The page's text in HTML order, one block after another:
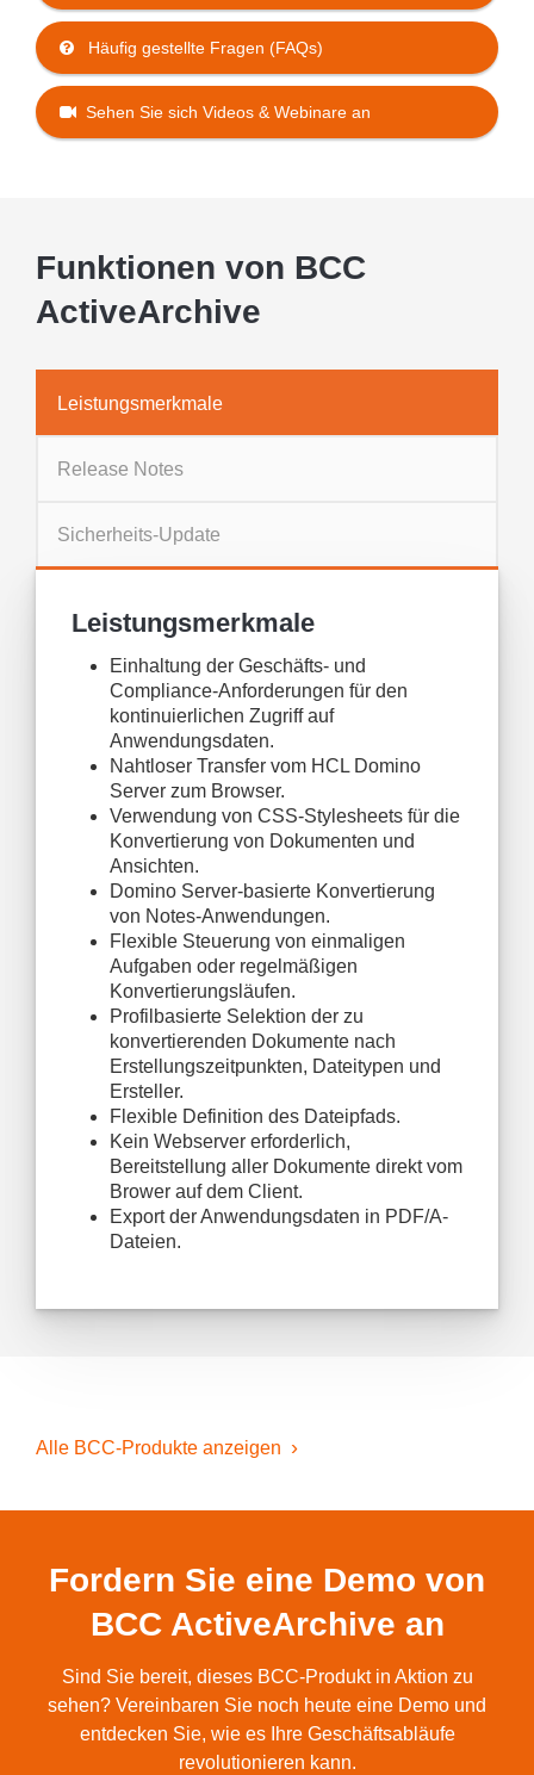
Häufig gestellte Fragen (FAQs)
Sehen Sie sich Videos & Webinare an
Funktionen von BCC
ActiveArchive
Leistungsmerkmale
Release Notes
Sicherheits-Update
Leistungsmerkmale
Einhaltung der Geschäfts- und
Compliance-Anforderungen für den
kontinuierlichen Zugriff auf
Anwendungsdaten.
Nahtloser Transfer vom HCL Domino
Server zum Browser.
Verwendung von CSS-Stylesheets für die
Konvertierung von Dokumenten und
Ansichten.
Domino Server-basierte Konvertierung
von Notes-Anwendungen.
Flexible Steuerung von einmaligen
Aufgaben oder regelmäßigen
Konvertierungsläufen.
Profilbasierte Selektion der zu
konvertierenden Dokumente nach
Erstellungszeitpunkten, Dateitypen und
Ersteller.
Flexible Definition des Dateipfads.
Kein Webserver erforderlich,
Bereitstellung aller Dokumente direkt vom
Brower auf dem Client.
Export der Anwendungsdaten in PDF/A-
Dateien.
Alle BCC-Produkte anzeigen
Fordern Sie eine Demo von
BCC ActiveArchive an
Sind Sie bereit, dieses BCC-Produkt in Aktion zu
sehen? Vereinbaren Sie noch heute eine Demo und
entdecken Sie, wie es Ihre Geschäftsabläufe
revolutionieren kann.